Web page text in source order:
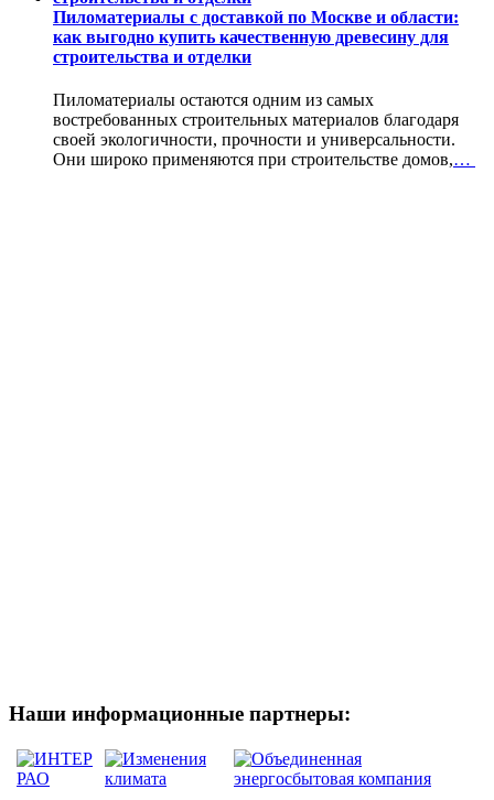
Пиломатериалы с доставкой по Москве и области:
как выгодно купить качественную древесину для
строительства и отделки
Пиломатериалы остаются одним из самых
востребованных строительных материалов благодаря
своей экологичности, прочности и универсальности.
Они широко применяются при строительстве домов,…
Наши информационные партнеры: